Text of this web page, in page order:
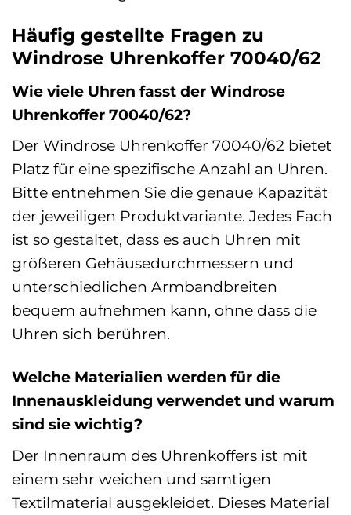
Häufig gestellte Fragen zu
Windrose Uhrenkoffer 70040/62
Wie viele Uhren fasst der Windrose
Uhrenkoffer 70040/62?
Der Windrose Uhrenkoffer 70040/62 bietet
Platz für eine spezifische Anzahl an Uhren.
Bitte entnehmen Sie die genaue Kapazität
der jeweiligen Produktvariante. Jedes Fach
ist so gestaltet, dass es auch Uhren mit
größeren Gehäusedurchmessern und
unterschiedlichen Armbandbreiten
bequem aufnehmen kann, ohne dass die
Uhren sich berühren.
Welche Materialien werden für die
Innenauskleidung verwendet und warum
sind sie wichtig?
Der Innenraum des Uhrenkoffers ist mit
einem sehr weichen und samtigen
Textilmaterial ausgekleidet. Dieses Material